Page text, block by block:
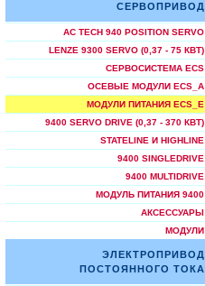
СЕРВОПРИВОД
AC TECH 940 POSITION SERVO
LENZE 9300 SERVO (0,37 - 75 КВТ)
СЕРВОСИСТЕМА ECS
ОСЕВЫЕ МОДУЛИ ECS_A
МОДУЛИ ПИТАНИЯ ECS_E
9400 SERVO DRIVE (0,37 - 370 КВТ)
STATELINE И HIGHLINE
9400 SINGLEDRIVE
9400 MULTIDRIVE
МОДУЛЬ ПИТАНИЯ 9400
АКСЕССУАРЫ
МОДУЛИ
ЭЛЕКТРОПРИВОД
ПОСТОЯННОГО ТОКА